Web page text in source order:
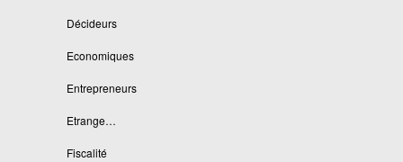
Décideurs
Economiques
Entrepreneurs
Etrange…
Fiscalité